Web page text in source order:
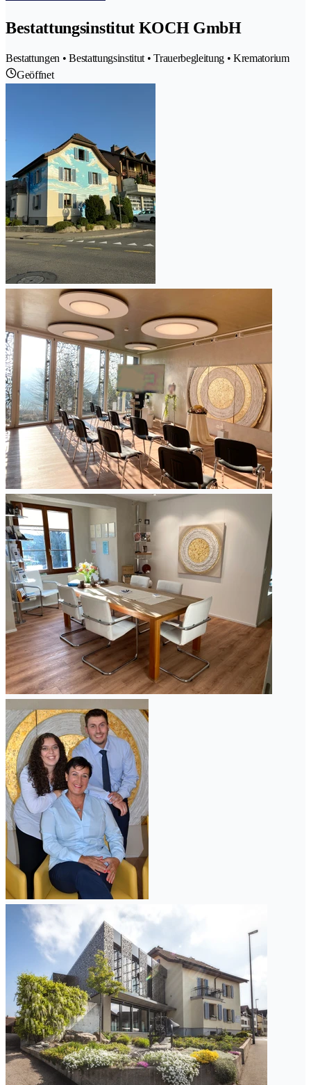
Bestattungsinstitut KOCH GmbH
Bestattungen • Bestattungsinstitut • Trauerbegleitung • Krematorium
Geöffnet